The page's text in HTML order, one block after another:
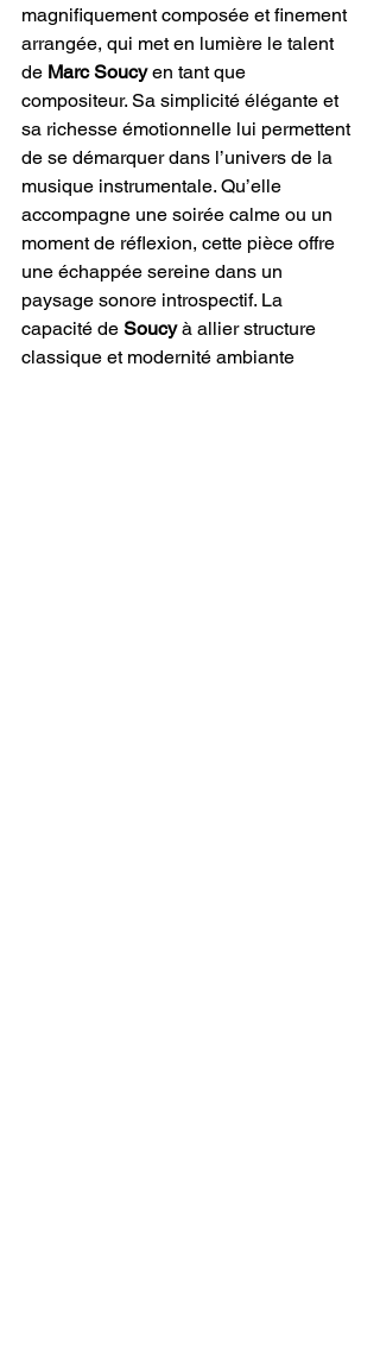
magnifiquement composée et finement
arrangée, qui met en lumière le talent
de Marc Soucy en tant que
compositeur. Sa simplicité élégante et
sa richesse émotionnelle lui permettent
de se démarquer dans l’univers de la
musique instrumentale. Qu’elle
accompagne une soirée calme ou un
moment de réflexion, cette pièce offre
une échappée sereine dans un
paysage sonore introspectif. La
capacité de Soucy à allier structure
classique et modernité ambiante